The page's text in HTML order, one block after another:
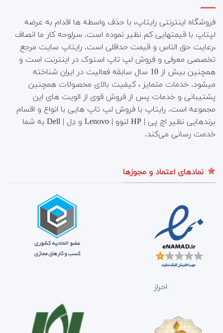
فروشگاه اینترنتی رایتاپ، با حذف واسطه ها اقدام به عرضه
لپتاپ با قیمتهایی کم نظیر نموده است. سرلوحه کار ما انصاف
،رعایت حق الناس و قیمت حداقلی است. رایتاپ سایت مرجع
تخصصی معرفی و فروش لپ تاپ استوک در اینترنت است و
همچنین بیش از 10 سال سابقه فعالیت در ایران شناخته
میشود. خدمات متمایز ، کیفیت بالای محصولات همچنین
پشتیبانی و خدمات پس از فروش قوی از الویت های این
مجموعه است. رایتاپ با فروش لپ تاپ هایی با انواع و اقسام
برندهایی نظیر اچ پی | HP لنوو | Lenovo و دِل | Dell به شما
خدمت رسانی می‌کند.
نمادهای اعتماد و مجوزها
احراز